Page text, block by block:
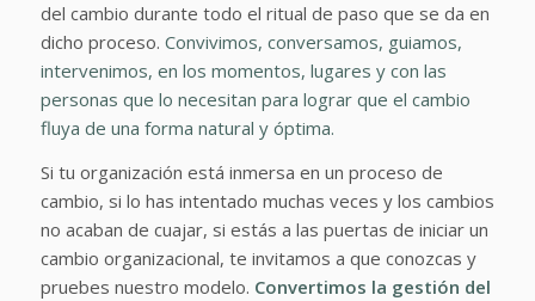
del cambio durante todo el ritual de paso que se da en
dicho proceso. Convivimos, conversamos, guiamos,
intervenimos, en los momentos, lugares y con las
personas que lo necesitan para lograr que el cambio
fluya de una forma natural y óptima.
Si tu organización está inmersa en un proceso de
cambio, si lo has intentado muchas veces y los cambios
no acaban de cuajar, si estás a las puertas de iniciar un
cambio organizacional, te invitamos a que conozcas y
pruebes nuestro modelo. Convertimos la gestión del